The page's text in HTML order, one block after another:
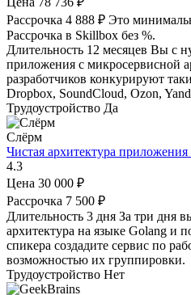
Рассрочка 4 888 ₽ Это
Рассрочка в Skillbox без %.
Длительность 12 месяцев Вы с
приложения с микросервисной
разработчиков конкурируют
Dropbox, SoundCloud, Ozon,
Трудоустройство Да
Слёрм
Чистая архитектура
4.3
Цена 30 000 ₽
Рассрочка 7 500 ₽
Длительность 3 дня За три дня
архитектура на языке Golang и
спикера создадите сервис по
возможностью их группировки.
Трудоустройство Нет